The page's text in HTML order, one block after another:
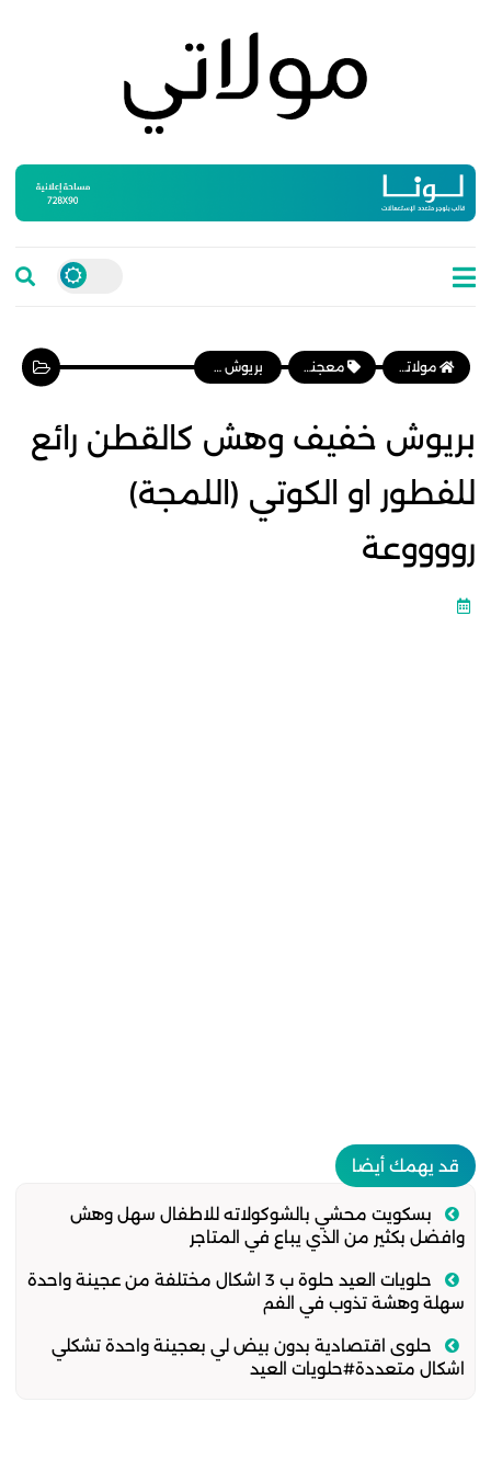
مولاتي موقع نسائي مغربي يهتم بالمرأة المغربية، وأخبار الأسرة و المجتمع معجنات وفطائر بريوش خفيف وهش كالقطن رائع للفطور او الكوتي (اللمجة) رووووعة
بريوش خفيف وهش كالقطن رائع
للفطور او الكوتي (اللمجة)
رووووعة
قد يهمك أيضا
بسكويت محشي بالشوكولاته للاطفال سهل وهش
وافضل بكثير من الذي يباع في المتاجر
حلويات العيد حلوة ب 3 اشكال مختلفة من عجينة واحدة
سهلة وهشة تذوب في الفم
حلوى اقتصادية بدون بيض لي بعجينة واحدة تشكلي
اشكال متعددة#حلويات العيد